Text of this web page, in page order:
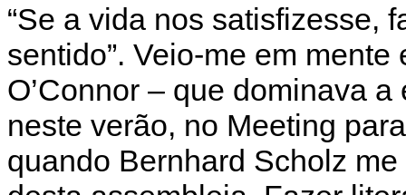
“Se a vida nos satisfizesse,
sentido”. Veio-me em
O’Connor – que dominava
neste verão, no Meeting
quando Bernhard Scholz